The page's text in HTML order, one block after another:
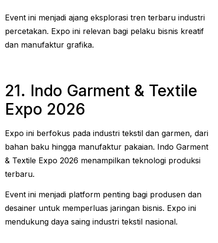
Event ini menjadi ajang eksplorasi tren terbaru industri
percetakan. Expo ini relevan bagi pelaku bisnis kreatif
dan manufaktur grafika.
21. Indo Garment & Textile
Expo 2026
Expo ini berfokus pada industri tekstil dan garmen, dari
bahan baku hingga manufaktur pakaian. Indo Garment
& Textile Expo 2026 menampilkan teknologi produksi
terbaru.
Event ini menjadi platform penting bagi produsen dan
desainer untuk memperluas jaringan bisnis. Expo ini
mendukung daya saing industri tekstil nasional.